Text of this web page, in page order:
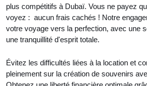
plus compétitifs à Dubaï. Vous ne payez
voyez : aucun frais cachés ! Notre
votre voyage vers la perfection, avec une
une tranquillité d'esprit totale.
Évitez les difficultés liées à la location et
pleinement sur la création de souvenirs